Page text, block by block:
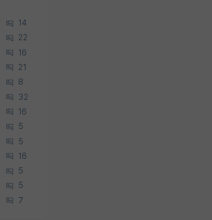
14
22
16
21
8
32
16
5
5
16
5
5
7